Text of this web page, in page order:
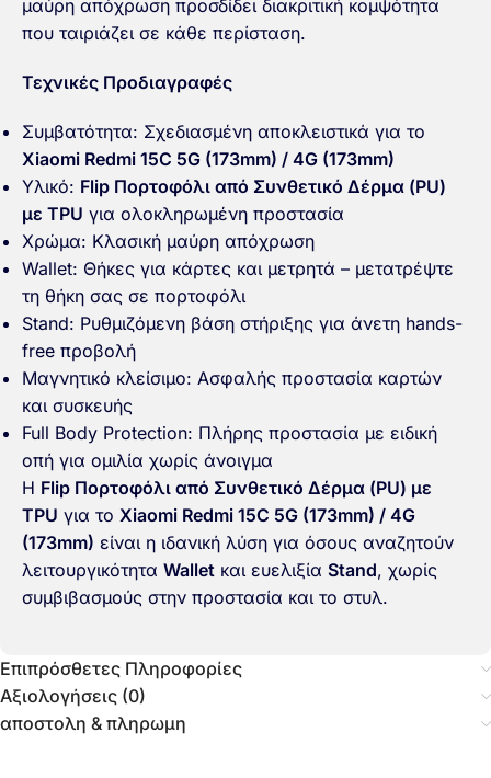
μαύρη απόχρωση προσδίδει διακριτική κομψότητα
που ταιριάζει σε κάθε περίσταση.
Τεχνικές Προδιαγραφές
Συμβατότητα: Σχεδιασμένη αποκλειστικά για το
Xiaomi Redmi 15C 5G (173mm) / 4G (173mm)
Υλικό: Flip Πορτοφόλι από Συνθετικό Δέρμα (PU)
με TPU για ολοκληρωμένη προστασία
Χρώμα: Κλασική μαύρη απόχρωση
Wallet: Θήκες για κάρτες και μετρητά – μετατρέψτε
τη θήκη σας σε πορτοφόλι
Stand: Ρυθμιζόμενη βάση στήριξης για άνετη hands-
free προβολή
Μαγνητικό κλείσιμο: Ασφαλής προστασία καρτών
και συσκευής
Full Body Protection: Πλήρης προστασία με ειδική
οπή για ομιλία χωρίς άνοιγμα
Η Flip Πορτοφόλι από Συνθετικό Δέρμα (PU) με
TPU για το Xiaomi Redmi 15C 5G (173mm) / 4G
(173mm) είναι η ιδανική λύση για όσους αναζητούν
λειτουργικότητα Wallet και ευελιξία Stand, χωρίς
συμβιβασμούς στην προστασία και το στυλ.
Επιπρόσθετες Πληροφορίες
Αξιολογήσεις (0)
αποστολη & πληρωμη